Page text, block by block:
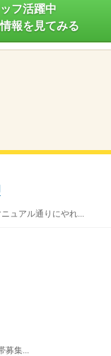
フ活躍中
報を見てみる
ュアル通りにやれ...
募集...